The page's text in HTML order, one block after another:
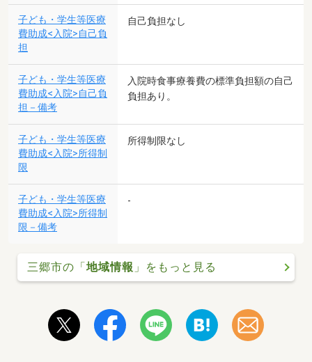
子ども・学生等医療
費助成<入院>自己負
担
自己負担なし
子ども・学生等医療
費助成<入院>自己負
担－備考
入院時食事療養費の標準負担額の自己
負担あり。
子ども・学生等医療
費助成<入院>所得制
限
所得制限なし
子ども・学生等医療
費助成<入院>所得制
限－備考
-
三郷市の「地域情報 」をもっと見る